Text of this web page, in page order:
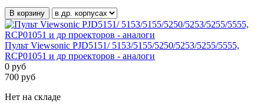
В корзину
Пульт Viewsonic PJD5151/ 5153/5155/5250/5253/5255/5555,
RCP01051 и др проекторов - аналоги
0 руб
700 руб
Нет на складе